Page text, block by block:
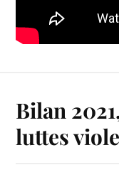
Bilan
luttes